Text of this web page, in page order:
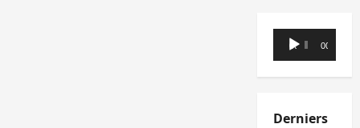
Lecteur
audio
00:00 00:00
Derniers